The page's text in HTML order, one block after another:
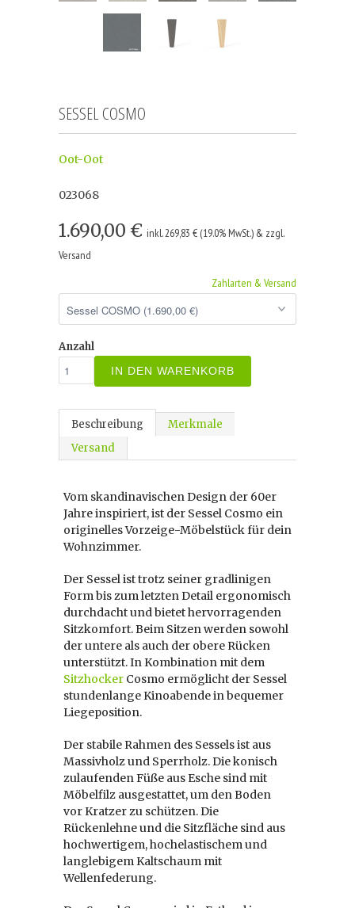
SESSEL COSMO
Oot-Oot
023068
1.690,00 € inkl. 269,83 € (19.0% MwSt.) & zzgl.
Versand
Zahlarten & Versand
Anzahl
IN DEN WARENKORB
Beschreibung
Merkmale
Versand
Vom skandinavischen Design der 60er
Jahre inspiriert, ist der Sessel Cosmo ein
originelles Vorzeige-Möbelstück für dein
Wohnzimmer.
Der Sessel ist trotz seiner gradlinigen
Form bis zum letzten Detail ergonomisch
durchdacht und bietet hervorragenden
Sitzkomfort. Beim Sitzen werden sowohl
der untere als auch der obere Rücken
unterstützt. In Kombination mit dem
Sitzhocker Cosmo ermöglicht der Sessel
stundenlange Kinoabende in bequemer
Liegeposition.
Der stabile Rahmen des Sessels ist aus
Massivholz und Sperrholz. Die konisch
zulaufenden Füße aus Esche sind mit
Möbelfilz ausgestattet, um den Boden
vor Kratzer zu schützen. Die
Rückenlehne und die Sitzfläche sind aus
hochwertigem, hochelastischem und
langlebigem Kaltschaum mit
Wellenfederung.